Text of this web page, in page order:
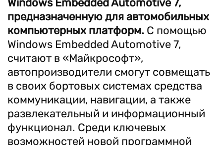
Windows Embedded Automotive 7,
предназначенную для автомобильных
компьютерных платформ. С помощью
Windows Embedded Automotive 7,
считают в «Майкрософт»,
автопроизводители смогут совмещать
в своих бортовых системах средства
коммуникации, навигации, а также
развлекательный и информационный
функционал. Среди ключевых
возможностей новой программной